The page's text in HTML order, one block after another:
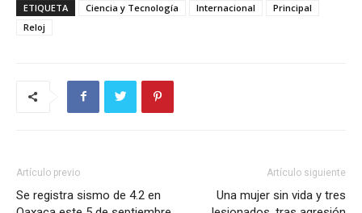
ETIQUETA Ciencia y Tecnología Internacional
Principal
Reloj
Artículo previo
Se registra sismo de 4.2 en
Artículo siguiente
Una mujer sin vida y tres